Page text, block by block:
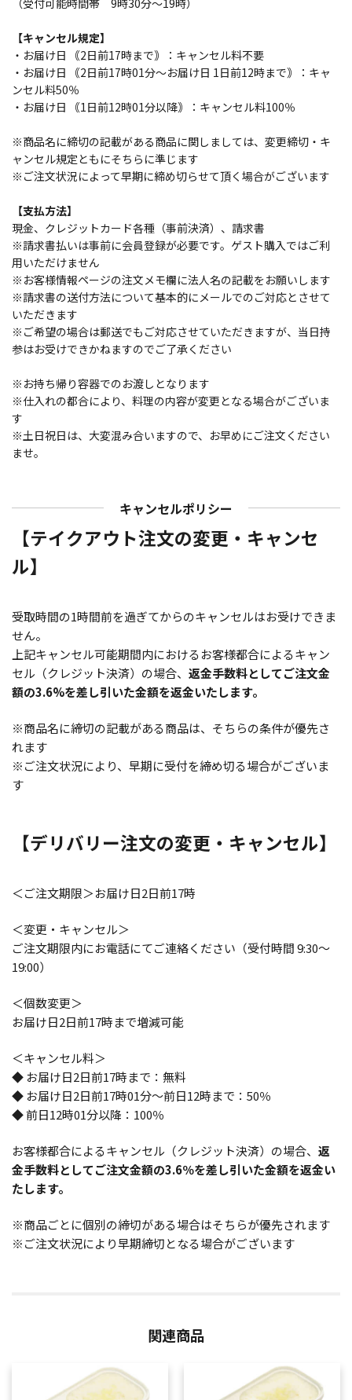
【キャンセル規定】
・お届け日 ｟2日前17時まで｠：キャンセル料不要
・お届け日 ｟2日前17時01分～お届け日 1日前12時まで｠：キャ
ンセル料50％
・お届け日 ｟1日前12時01分以降｠：キャンセル料100％
※商品名に締切の記載がある商品に関しましては、変更締切・キ
ャンセル規定ともにそちらに準じます
※ご注文状況によって早期に締め切らせて頂く場合がございます
【支払方法】
現金、クレジットカード各種（事前決済）、請求書
※請求書払いは事前に会員登録が必要です。ゲスト購入ではご利
用いただけません
※お客様情報ページの注文メモ欄に法人名の記載をお願いします
※請求書の送付方法について基本的にメールでのご対応とさせて
いただきます
※ご希望の場合は郵送でもご対応させていただきますが、当日持
参はお受けできかねますのでご了承ください
※お持ち帰り容器でのお渡しとなります
※仕入れの都合により、料理の内容が変更となる場合がございま
す
※土日祝日は、大変混み合いますので、お早めにご注文ください
ませ。
キャンセルポリシー
【テイクアウト注文の変更・キャンセ
ル】
受取時間の1時間前を過ぎてからのキャンセルはお受けできま
せん。
上記キャンセル可能期間内におけるお客様都合によるキャン
セル（クレジット決済）の場合、 返金手数料としてご注文金
額の3.6%を差し引いた金額を返金いたします。
※商品名に締切の記載がある商品は、そちらの条件が優先さ
れます
※ご注文状況により、早期に受付を締め切る場合がございま
す
【デリバリー注文の変更・キャンセル】
＜ご注文期限＞お届け日2日前17時
＜変更・キャンセル＞
ご注文期限内にお電話にてご連絡ください（受付時間 9:30～
19:00）
＜個数変更＞
お届け日2日前17時まで増減可能
＜キャンセル料＞
◆ お届け日2日前17時まで：無料
◆ お届け日2日前17時01分～前日12時まで：50％
◆ 前日12時01分以降：100％
お客様都合によるキャンセル（クレジット決済）の場合、 返
金手数料としてご注文金額の3.6％を差し引いた金額を返金い
たします。
※商品ごとに個別の締切がある場合はそちらが優先されます
※ご注文状況により早期締切となる場合がございます
関連商品